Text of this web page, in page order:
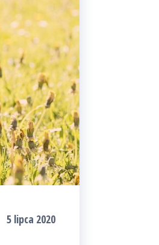
5 lipca 2020